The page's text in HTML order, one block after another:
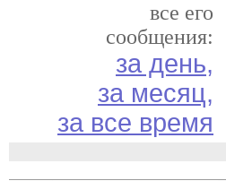
все его
сообщения:
за день,
за месяц,
за все время